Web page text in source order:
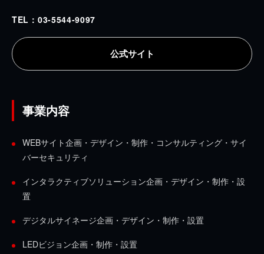
TEL：03-5544-9097
公式サイト
事業内容
WEBサイト企画・デザイン・制作・コンサルティング・サイ
バーセキュリティ
インタラクティブソリューション企画・デザイン・制作・設
置
デジタルサイネージ企画・デザイン・制作・設置
LEDビジョン企画・制作・設置